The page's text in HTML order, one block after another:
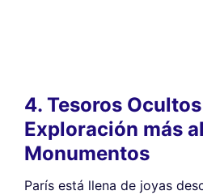
4. Tesoros
Exploración más
Monumentos
París está llena de joyas